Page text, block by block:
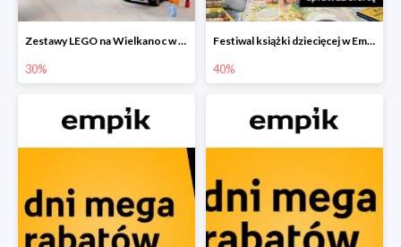
Zestawy LEGO na Wielkanoc w Empiku do -30%
30%
Festiwal książki dziecięcej w Empiku do -40%
40%